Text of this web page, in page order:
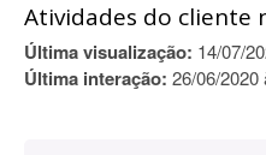
Atividades do cliente
Última visualização: 14/07/
Última interação: 26/06/2020